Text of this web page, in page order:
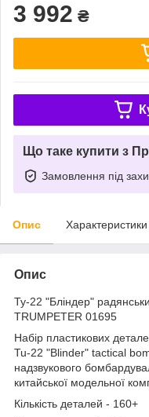
3 992 ₴
Що таке купити з
Замовлення під
Опис Характеристики
Опис
Ту-22 "Бліндер"
TRUMPETER 01695
Набір пластикових
Tu-22 "Blinder" tactical
надзвукового
китайської модельної
Кількість деталей - 160+